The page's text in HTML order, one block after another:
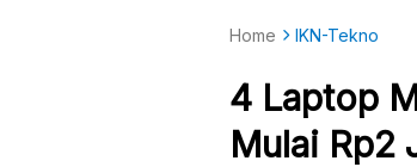
Home IKN-Tekno
4 Laptop
Mulai Rp2